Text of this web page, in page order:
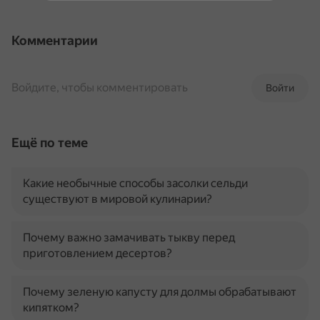
Комментарии
Войти
Войдите, чтобы комментировать
Ещё по теме
Какие необычные способы засолки сельди
существуют в мировой кулинарии?
Почему важно замачивать тыкву перед
приготовлением десертов?
Почему зеленую капусту для долмы обрабатывают
кипятком?